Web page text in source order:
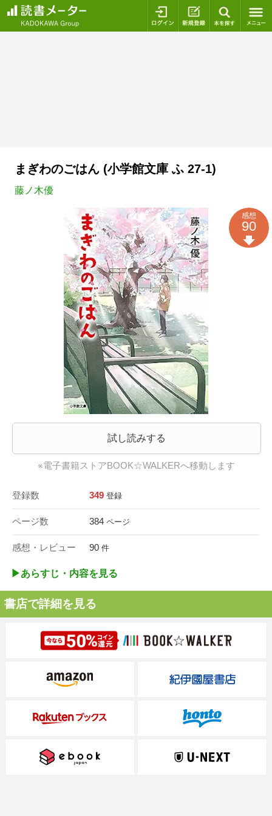
ログイン 新規登録
まぎわのごはん (小学館文庫 ふ 27-1)
藤ノ木優
試し読みする
※電子書籍ストアBOOK☆WALKERへ移動します
登録数 349 登録
ページ数 384 ページ
感想・レビュー 90 件
感想
90
▶︎あらすじ・内容を見る
書店で詳細を見る